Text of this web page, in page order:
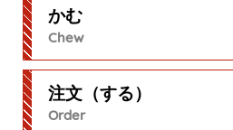
かむ
Chew
注文（する）
Order